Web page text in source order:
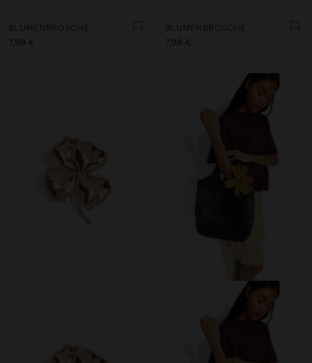
BLUMENBROSCHE
7,99 €
BLUMENBROSCHE
7,99 €